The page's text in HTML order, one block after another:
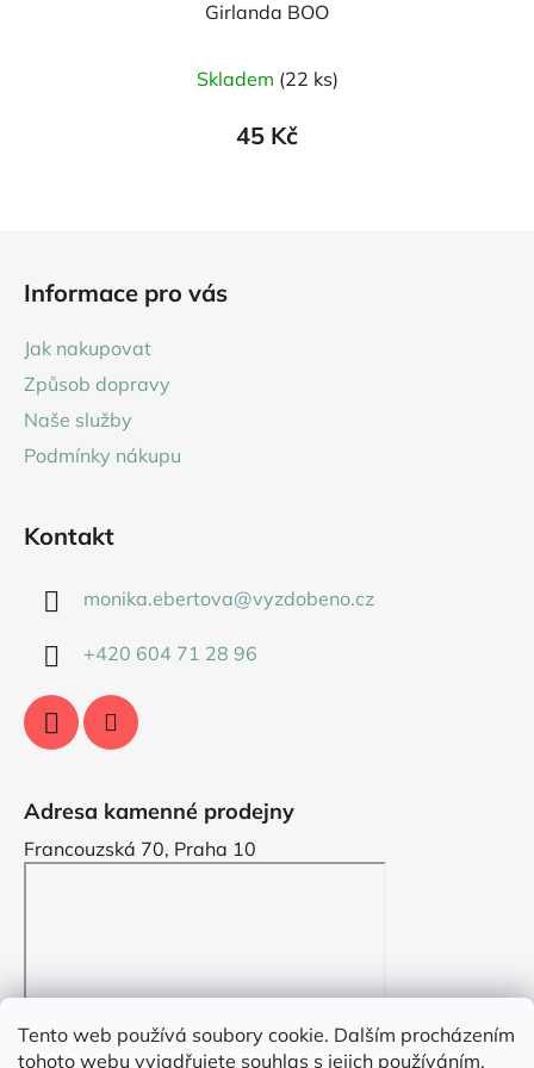
Tento web používá soubory cookie. Dalším procházením
tohoto webu vyjadřujete souhlas s jejich používáním.
Girlanda BOO
Skladem (22 ks)
45 Kč
Informace pro vás
Jak nakupovat
Způsob dopravy
Naše služby
Podmínky nákupu
Kontakt
monika.ebertova@vyzdobeno.cz
+420 604 71 28 96
Adresa kamenné prodejny
Francouzská 70, Praha 10